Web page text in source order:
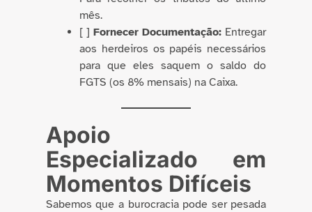
mês.
[ ] Fornecer Documentação: Entregar
aos herdeiros os papéis necessários
para que eles saquem o saldo do
FGTS (os 8% mensais) na Caixa.
Apoio
Especializado em
Momentos Difíceis
Sabemos que a burocracia pode ser pesada